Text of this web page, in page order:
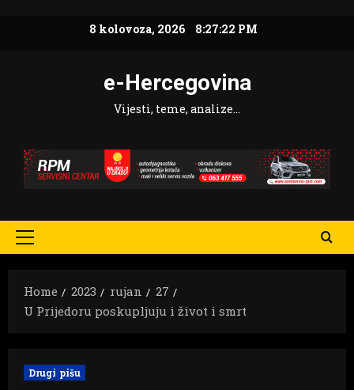
8 kolovoza, 2026 8:27:23 PM
e-Hercegovina
Vijesti, teme, analize…
Primary
Home
2023 rujan
27
U Prijedoru poskupljuju i život i smrt
Drugi pišu